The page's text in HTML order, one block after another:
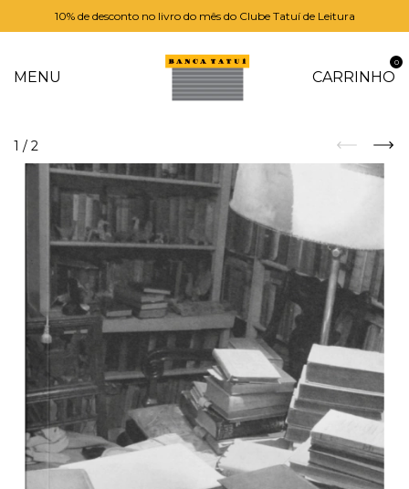
10% de desconto no livro do mês do Clube Tatuí de Leitura
MENU CARRINHO
0
1 / 2